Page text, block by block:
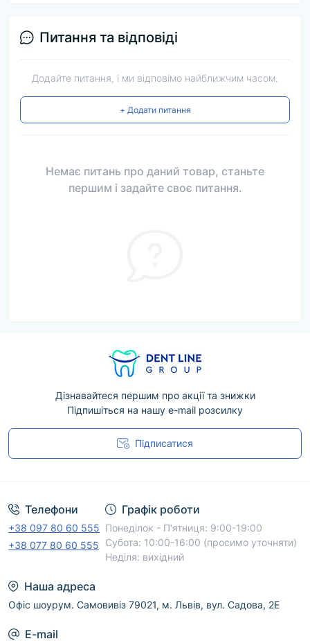
Питання та відповіді
Додайте питання, і ми відповімо найближчим часом.
+ Додати питання
Немає питань про даний товар, станьте
першим і задайте своє питання.
Дізнавайтеся першим про акції та знижки
Підпишіться на нашу e-mail розсилку
Підписатися
Телефони
+38 097 80 60 555
+38 077 80 60 555
Графік роботи
Понеділок - П'ятниця: 9:00-19:00
Субота: 10:00-16:00 (просимо уточняти)
Неділя: вихідний
Наша адреса
Офіс шоурум. Самовивіз 79021, м. Львів, вул. Садова, 2Е
E-mail